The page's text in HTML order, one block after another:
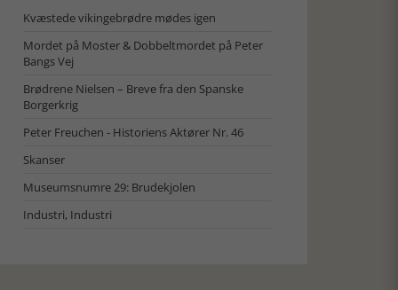
Kvæstede vikingebrødre mødes igen
Mordet på Moster & Dobbeltmordet på Peter
Bangs Vej
Brødrene Nielsen – Breve fra den Spanske
Borgerkrig
Peter Freuchen - Historiens Aktører Nr. 46
Skanser
Museumsnumre 29: Brudekjolen
Industri, Industri